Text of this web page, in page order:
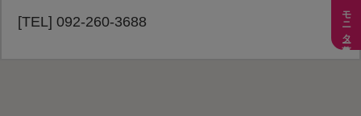
[TEL] 092-260-3688 モニター募集